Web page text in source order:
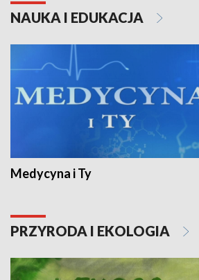
NAUKA I EDUKACJA
Medycyna i Ty
PRZYRODA I EKOLOGIA